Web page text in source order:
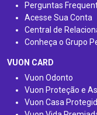
Perguntas
Acesse Sua Conta
Central de
Conheça o Grupo
VUON CARD
Vuon Odonto
Vuon Proteção e
Vuon Casa